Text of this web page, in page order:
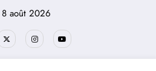
8 août 2026